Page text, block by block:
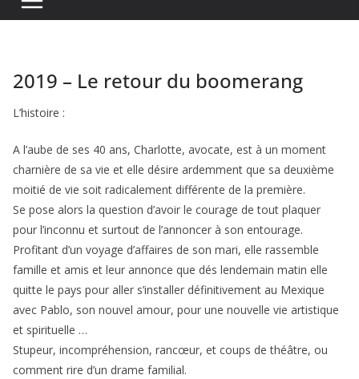
2019 – Le retour du boomerang
L’histoire :
A l’aube de ses 40 ans, Charlotte, avocate, est à un moment
charnière de sa vie et elle désire ardemment que sa deuxième
moitié de vie soit radicalement différente de la première.
Se pose alors la question d’avoir le courage de tout plaquer
pour l’inconnu et surtout de l’annoncer à son entourage.
Profitant d’un voyage d’affaires de son mari, elle rassemble
famille et amis et leur annonce que dés lendemain matin elle
quitte le pays pour aller s’installer définitivement au Mexique
avec Pablo, son nouvel amour, pour une nouvelle vie artistique
et spirituelle …
Stupeur, incompréhension, rancœur, et coups de théâtre, ou
comment rire d’un drame familial.